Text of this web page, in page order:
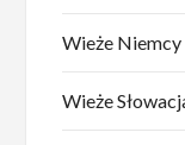
Wieże Niemcy
Wieże